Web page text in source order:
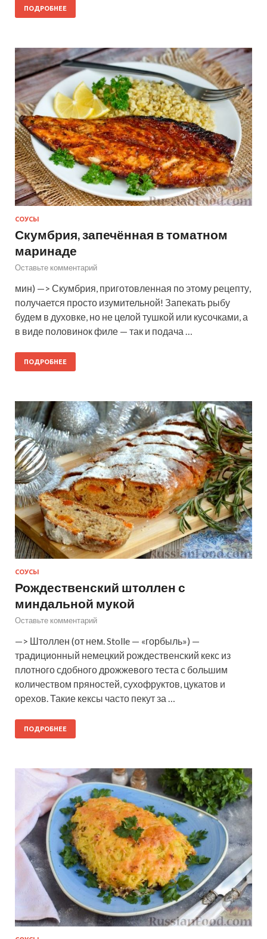
ПОДРОБНЕЕ
СОУСЫ
Скумбрия, запечённая в томатном
маринаде
Оставьте комментарий
мин) —> Скумбрия, приготовленная по этому рецепту,
получается просто изумительной! Запекать рыбу
будем в духовке, но не целой тушкой или кусочками, а
в виде половинок филе — так и подача …
ПОДРОБНЕЕ
СОУСЫ
Рождественский штоллен с
миндальной мукой
Оставьте комментарий
—> Штоллен (от нем. Stolle — «горбыль») —
традиционный немецкий рождественский кекс из
плотного сдобного дрожжевого теста с большим
количеством пряностей, сухофруктов, цукатов и
орехов. Такие кексы часто пекут за …
ПОДРОБНЕЕ